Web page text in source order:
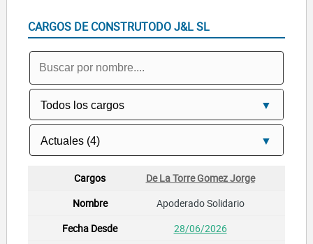
CARGOS DE CONSTRUTODO J&L SL
De La Torre Gomez Jorge
Apoderado Solidario
28/06/2026